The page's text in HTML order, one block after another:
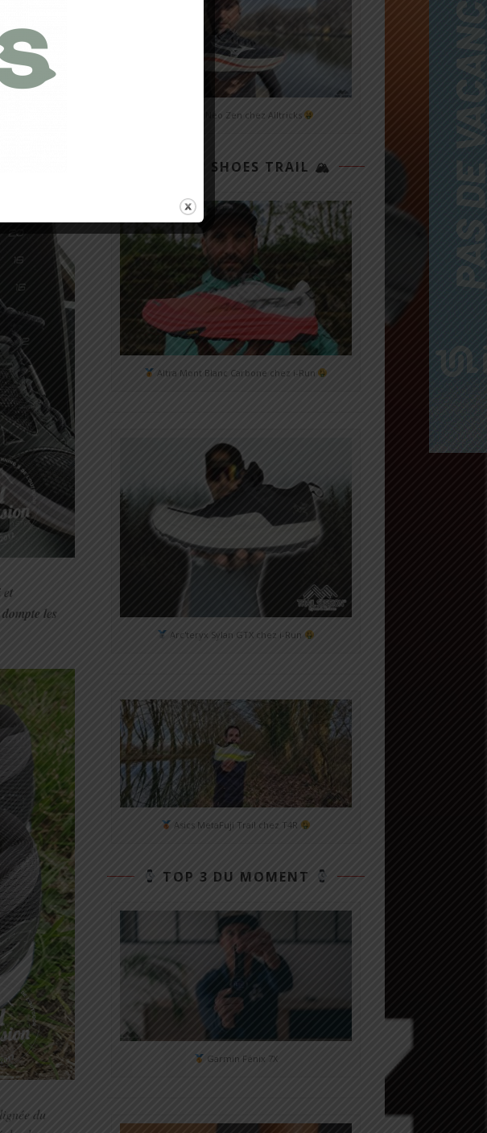
21
et
les
du
Mizuno Neo Zen chez Alltricks
TOP 3 SHOES TRAIL 🏔
Altra Mont Blanc Carbone chez i-Run
Arc'teryx Sylan GTX chez i-Run
Asics MetaFuji Trail chez T4R
TOP 3 DU MOMENT
Garmin Fénix 7X